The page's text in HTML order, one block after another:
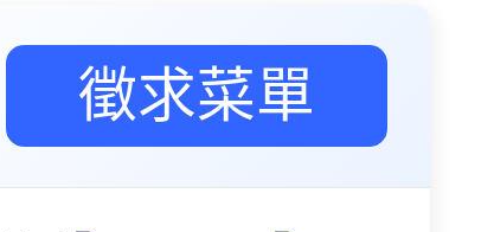
徵求菜單